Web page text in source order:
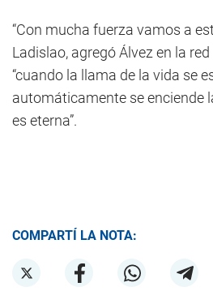
“Con mucha fuerza vamos a
Ladislao, agregó Álvez en la
“cuando la llama de la vida se
automáticamente se enciende
es eterna”.
COMPARTÍ LA NOTA: